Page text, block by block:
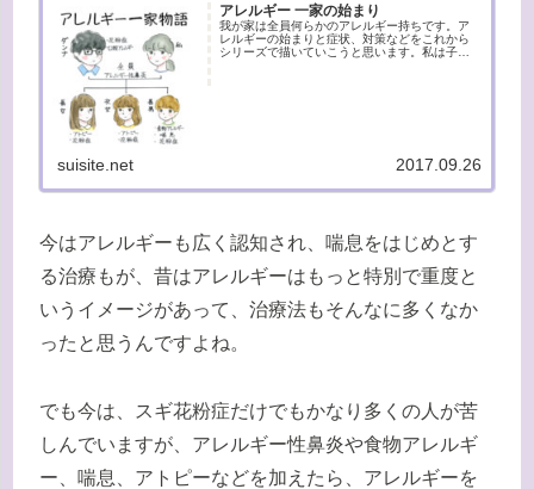
アレルギー 一家の始まり
我が家は全員何らかのアレルギー持ちです。ア
レルギーの始まりと症状、対策などをこれから
シリーズで描いていこうと思います。私は子供
suisite.net 2017.09.26
今はアレルギーも広く認知され、喘息をはじめとす
る治療もが、昔はアレルギーはもっと特別で重度と
いうイメージがあって、治療法もそんなに多くなか
ったと思うんですよね。
でも今は、スギ花粉症だけでもかなり多くの人が苦
しんでいますが、アレルギー性鼻炎や食物アレルギ
ー、喘息、アトピーなどを加えたら、アレルギーを